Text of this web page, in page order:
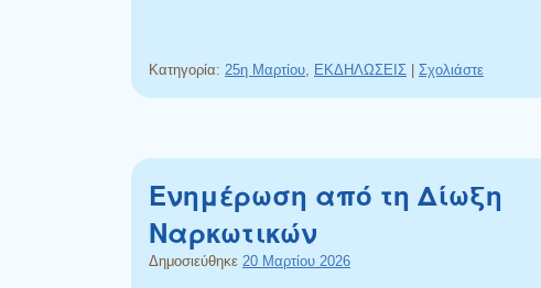
Κατηγορία: 25η Μαρτίου ΕΚΔΗΛΩΣΕΙΣ Σχολιάστε
Ενημέρωση από τη Δίωξη
Ναρκωτικών
Δημοσιεύθηκε 20 Μαρτίου 2026